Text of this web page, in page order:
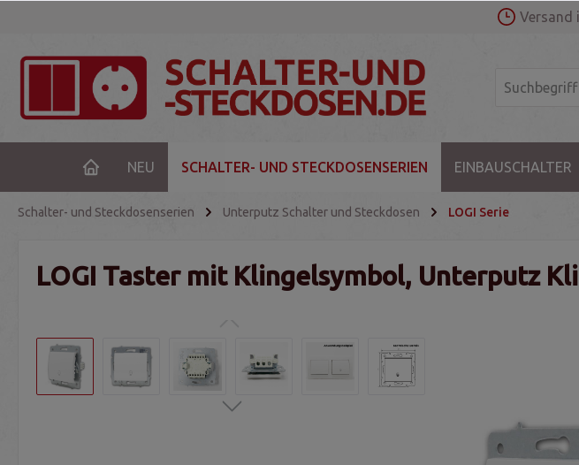
Versand
NEU SCHALTER- UND STECKDOSENSERIEN EINBAUSCHALTER
Schalter- und Steckdosenserien Unterputz Schalter und Steckdosen LOGI Serie
LOGI Taster mit Klingelsymbol, Unterputz